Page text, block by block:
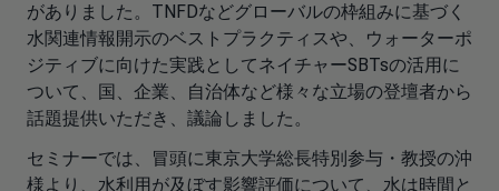
がありました。TNFDなどグローバルの枠組みに基づく
水関連情報開示のベストプラクティスや、ウォーターポ
ジティブに向けた実践としてネイチャーSBTsの活用に
ついて、国、企業、自治体など様々な立場の登壇者から
話題提供いただき、議論しました。
セミナーでは、冒頭に東京大学総長特別参与・教授の沖
様より、水利用が及ぼす影響評価について、水は時間と